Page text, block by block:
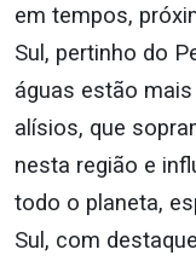
em tempos,
Sul, pertinho do
águas estão
alísios, que
nesta região e
todo o planeta,
Sul, com